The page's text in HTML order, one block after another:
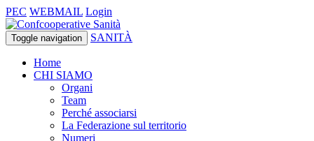
PEC WEBMAIL Login
Toggle navigation SANITÀ
Home
CHI SIAMO
Organi
Team
Perché associarsi
La Federazione sul territorio
Numeri